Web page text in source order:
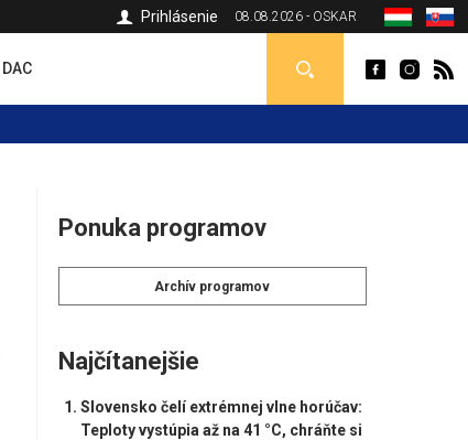
08.08.2026 - OSKAR
Prihlásenie
DAC
Ponuka programov
Archív programov
Najčítanejšie
Slovensko čelí extrémnej vlne horúčav:
Teploty vystúpia až na 41 °C, chráňte si